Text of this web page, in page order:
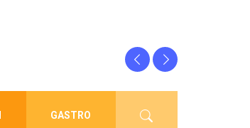
PreviousNext
GASTRO